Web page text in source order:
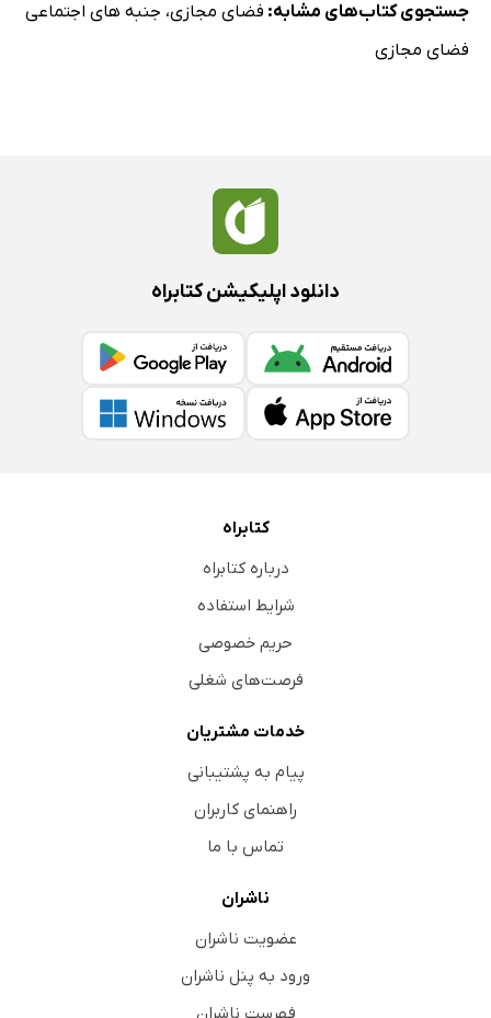
جستجوی کتاب‌های مشابه: فضای مجازی، جنبه های اجتماعی
فضای مجازی
دانلود اپلیکیشن کتابراه
کتابراه
درباره کتابراه
شرایط استفاده
حریم خصوصی
فرصت‌های شغلی
خدمات مشتریان
پیام به پشتیبانی
راهنمای کاربران
تماس با ما
ناشران
عضویت ناشران
ورود به پنل ناشران